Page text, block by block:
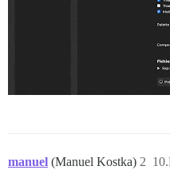
manuel (Manuel Kostka) 2